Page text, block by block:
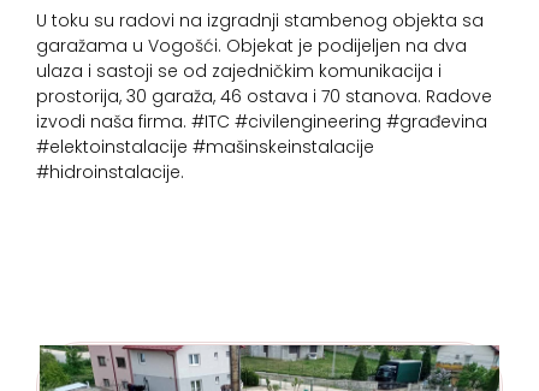
U toku su radovi na izgradnji stambenog objekta sa
garažama u Vogošći. Objekat je podijeljen na dva
ulaza i sastoji se od zajedničkim komunikacija i
prostorija, 30 garaža, 46 ostava i 70 stanova. Radove
izvodi naša firma. #ITC #civilengineering #građevina
#elektoinstalacije #mašinskeinstalacije
#hidroinstalacije.